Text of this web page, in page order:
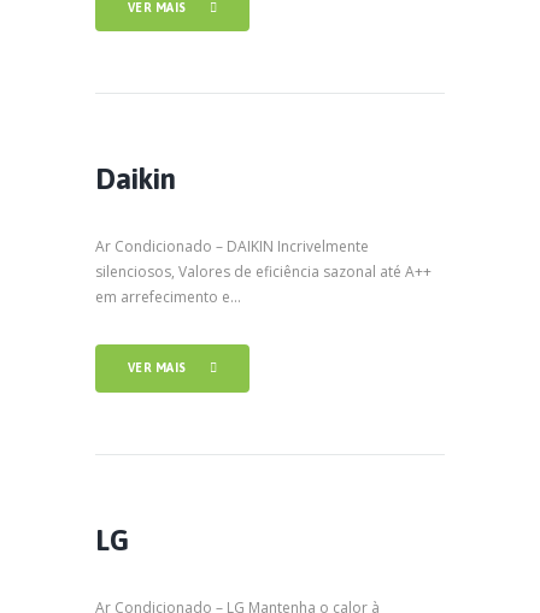
VER MAIS
Daikin
Ar Condicionado – DAIKIN Incrivelmente
silenciosos, Valores de eficiência sazonal até A++
em arrefecimento e...
VER MAIS
LG
Ar Condicionado – LG Mantenha o calor à